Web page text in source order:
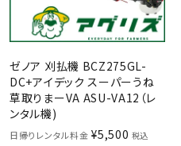
ゼノア 刈払機 BCZ275GL-
DC+アイデック スーパーうね
草取りまーVA ASU-VA12（レ
ンタル機)
日帰りレンタル料金 ¥5,500 税込